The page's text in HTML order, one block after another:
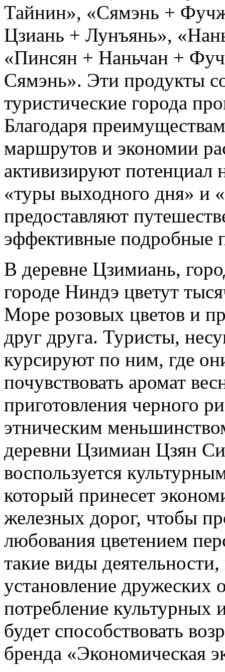
Тайнин», «Сямэнь +
Цзиань + Лунъянь»,
«Пинсян + Наньчан +
Сямэнь». Эти продукты
туристические города
Благодаря
маршрутов и экономии
активизируют
«туры выходного дня» и
предоставляют
эффективные подробные
В деревне Цзимиань,
городе Ниндэ цветут
Море розовых цветов и
друг друга. Туристы,
курсируют по ним, где
почувствовать аромат
приготовления черного
этническим
деревни Цзимиан Цзян
воспользуется
который принесет
железных дорог, чтобы
любования цветением
такие виды
установление дружеских
потребление культурных
будет способствовать
бренда «Экономическая